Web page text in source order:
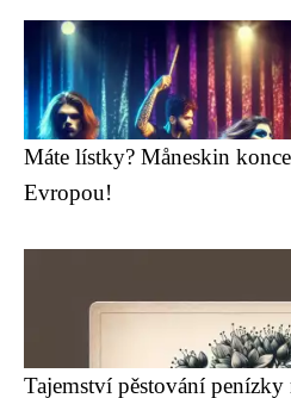
Máte lístky? Måneskin
Evropou!
Tajemství pěstování